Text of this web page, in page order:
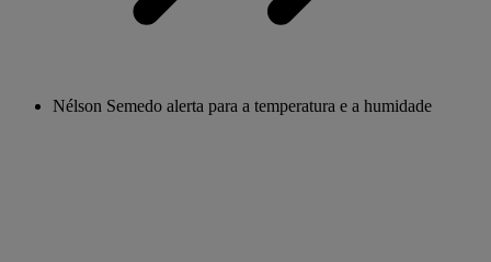
Nélson Semedo alerta para a temperatura e a humidade